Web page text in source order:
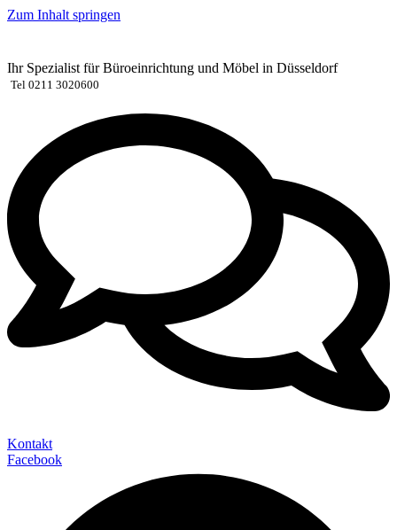
Zum Inhalt springen
Ihr Spezialist für Büroeinrichtung und Möbel in Düsseldorf
Tel 0211 3020600
Kontakt
Facebook